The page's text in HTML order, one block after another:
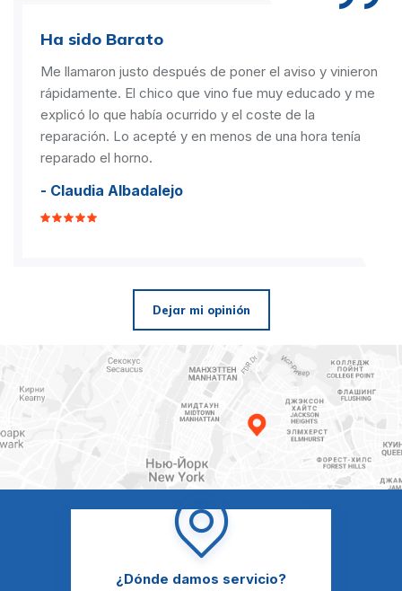
Ha sido Barato
Me llamaron justo después de poner el aviso y vinieron
rápidamente. El chico que vino fue muy educado y me
explicó lo que había ocurrido y el coste de la
reparación. Lo acepté y en menos de una hora tenía
reparado el horno.
- Claudia Albadalejo
Dejar mi opinión
¿Dónde damos servicio?